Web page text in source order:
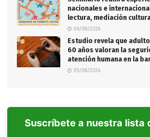
nacionales e
lectura, mediación
06/08/2026
Estudio revela que
60 años valoran la
atención humana en la
05/08/2026
Suscríbete a nuestra lista